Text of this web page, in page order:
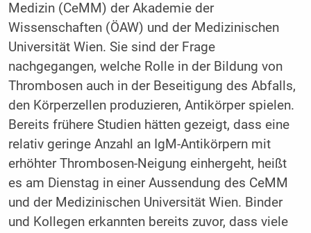
Medizin (CeMM) der Akademie der
Wissenschaften (ÖAW) und der Medizinischen
Universität Wien. Sie sind der Frage
nachgegangen, welche Rolle in der Bildung von
Thrombosen auch in der Beseitigung des Abfalls,
den Körperzellen produzieren, Antikörper spielen.
Bereits frühere Studien hätten gezeigt, dass eine
relativ geringe Anzahl an IgM-Antikörpern mit
erhöhter Thrombosen-Neigung einhergeht, heißt
es am Dienstag in einer Aussendung des CeMM
und der Medizinischen Universität Wien. Binder
und Kollegen erkannten bereits zuvor, dass viele